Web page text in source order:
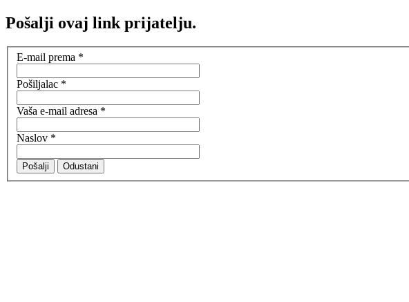
Pošalji ovaj link prijatelju.
E-mail prema *
Pošiljalac *
Vaša e-mail adresa *
Naslov *
Pošalji Odustani